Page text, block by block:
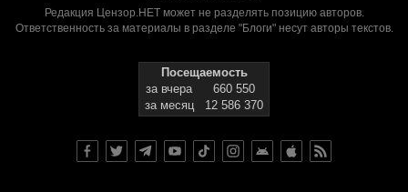
Редакция Цензор.НЕТ может не разделять позицию авторов.
Ответственность за материалы в разделе "Блоги" несут авторы текстов.
Посещаемость
за вчера
660 550
за месяц
12 586 370